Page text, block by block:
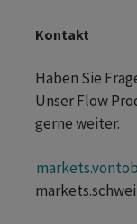
Kontakt
Haben Sie
Unser Flow
gerne weiter.